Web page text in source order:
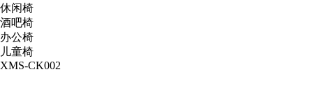
休闲椅
酒吧椅
办公椅
儿童椅
XMS-CK002